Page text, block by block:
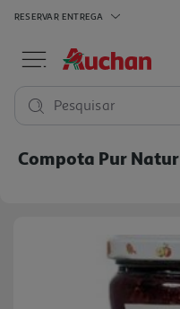
RESERVAR ENTREGA
Pesquisar
Compota Pur